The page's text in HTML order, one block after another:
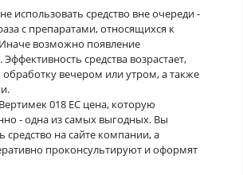
использовать средство вне очереди -
с препаратами, относящихся к
возможно появление
Эффективность средства возрастает,
обработку вечером или утром, а также
018 ЕС цена, которую
- одна из самых выгодных. Вы
средство на сайте компании, а
проконсультируют и оформят